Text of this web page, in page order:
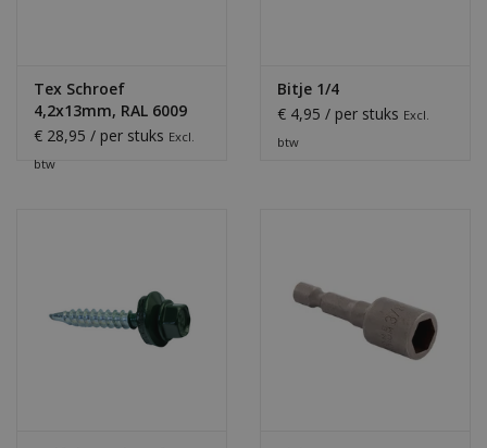
Tex Schroef
4,2x13mm, RAL 6009
Dennengroen
€ 28,95 / per stuks Excl.
btw
Bitje 1/4
€ 4,95 / per stuks Excl.
btw